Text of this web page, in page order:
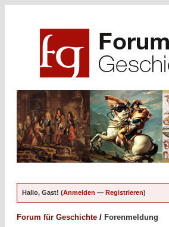
Hallo, Gast! (Anmelden — Registrieren)
Forum für Geschichte / Forenmeldung